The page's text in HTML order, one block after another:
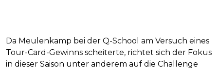
Da Meulenkamp bei der Q-School am Versuch eines
Tour-Card-Gewinns scheiterte, richtet sich der Fokus
in dieser Saison unter anderem auf die Challenge